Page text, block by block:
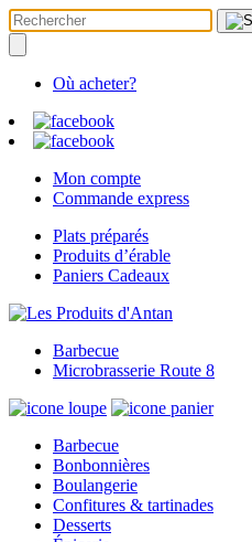
Où acheter?
Mon compte
Commande express
Plats préparés
Produits d’érable
Paniers Cadeaux
Barbecue
Microbrasserie Route 8
Barbecue
Bonbonnières
Boulangerie
Confitures & tartinades
Desserts